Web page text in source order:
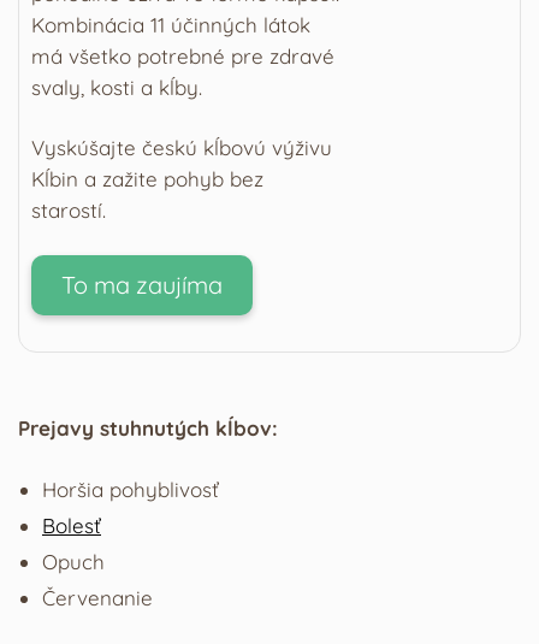
Kombinácia 11 účinných látok
má všetko potrebné pre zdravé
svaly, kosti a kĺby.
Vyskúšajte českú kĺbovú výživu
Kĺbin a zažite pohyb bez
starostí.
To ma zaujíma
Prejavy stuhnutých kĺbov:
Horšia pohyblivosť
Bolesť
Opuch
Červenanie